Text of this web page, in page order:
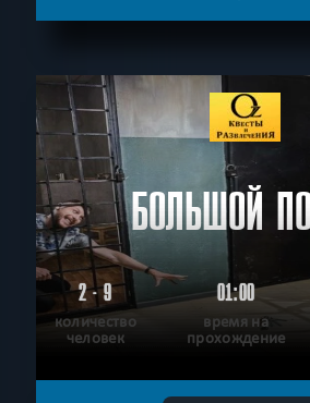
С аниматором
Приключения
БОЛЬШОЙ
2 - 9
количество
человек
01:00
время на
прохождение